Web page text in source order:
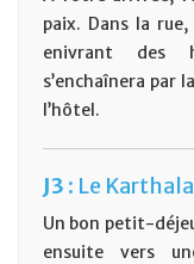
paix. Dans la
enivrant des
s’enchaînera par
l’hôtel.
J3 : Le Karthala
Un bon petit-
ensuite vers